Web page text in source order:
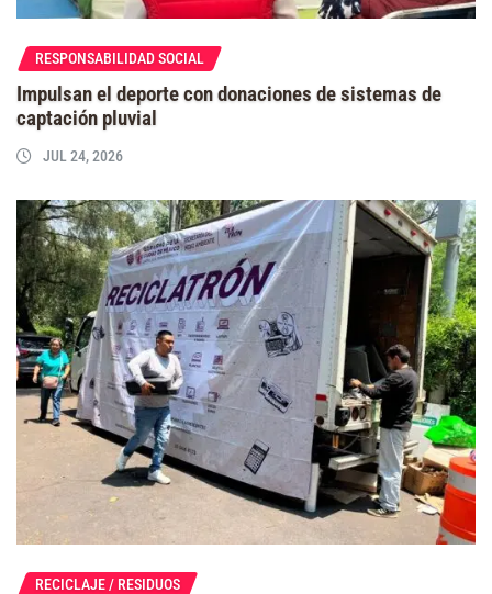
RESPONSABILIDAD SOCIAL
Impulsan el deporte con donaciones de sistemas de
captación pluvial
JUL 24, 2026
RECICLAJE / RESIDUOS